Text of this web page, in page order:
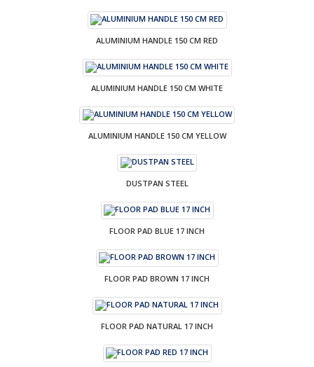
ALUMINIUM HANDLE 150 CM RED
ALUMINIUM HANDLE 150 CM WHITE
ALUMINIUM HANDLE 150 CM YELLOW
DUSTPAN STEEL
FLOOR PAD BLUE 17 INCH
FLOOR PAD BROWN 17 INCH
FLOOR PAD NATURAL 17 INCH